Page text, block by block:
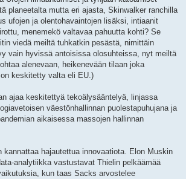
planeetalta mutta eri ajasta, Skinwalker ranchilla
ufojen ja olentohavaintojen lisäksi, intiaanit
menemekö valtavaa pahuutta kohti? Se
viedä meiltä tuhkatkin pesästä, nimittäin
vain hyvissä antoisissa olosuhteissa, nyt meiltä
alenevaan, heikenevään tilaan joka
keskitetty valta eli EU.)
ajaa keskitettyä tekoälysääntelyä, linjassa
väestönhallinnan puolestapuhujana ja
aikaisessa massojen hallinnan
kannattaa hajautettua innovaatiota. Elon Muskin
analytiikka vastustavat Thielin pelkäämää
kun taas Sacks arvostelee